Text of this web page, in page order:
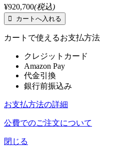
¥920,700(税込)
カートで使えるお支払方法
クレジットカード
Amazon Pay
代金引換
銀行前振込み
お支払方法の詳細
公費でのご注文について
閉じる